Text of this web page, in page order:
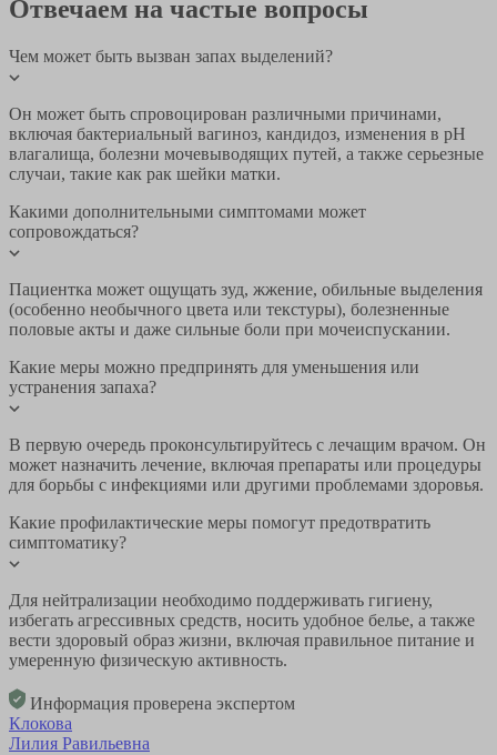
Отвечаем на частые вопросы
Чем может быть вызван запах выделений?
Он может быть спровоцирован различными причинами,
включая бактериальный вагиноз, кандидоз, изменения в pH
влагалища, болезни мочевыводящих путей, а также серьезные
случаи, такие как рак шейки матки.
Какими дополнительными симптомами может
сопровождаться?
Пациентка может ощущать зуд, жжение, обильные выделения
(особенно необычного цвета или текстуры), болезненные
половые акты и даже сильные боли при мочеиспускании.
Какие меры можно предпринять для уменьшения или
устранения запаха?
В первую очередь проконсультируйтесь с лечащим врачом. Он
может назначить лечение, включая препараты или процедуры
для борьбы с инфекциями или другими проблемами здоровья.
Какие профилактические меры помогут предотвратить
симптоматику?
Для нейтрализации необходимо поддерживать гигиену,
избегать агрессивных средств, носить удобное белье, а также
вести здоровый образ жизни, включая правильное питание и
умеренную физическую активность.
Информация проверена экспертом
Клокова
Лилия Равильевна